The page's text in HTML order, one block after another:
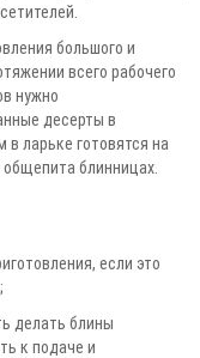
большого и
всего рабочего
нужно
десерты в
ларьке готовятся на
блинницах.
если это
делать блины
к подаче и